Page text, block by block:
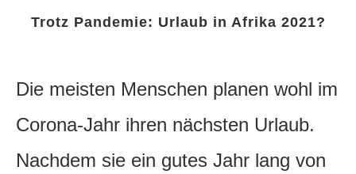
Trotz Pandemie: Urlaub in Afrika 2021?
Die meisten Menschen planen wohl im
Corona-Jahr ihren nächsten Urlaub.
Nachdem sie ein gutes Jahr lang von